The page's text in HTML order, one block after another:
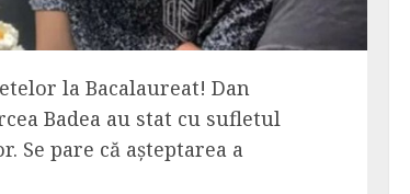
la Bacalaureat! Dan
Badea au stat cu sufletul
Se pare că așteptarea a